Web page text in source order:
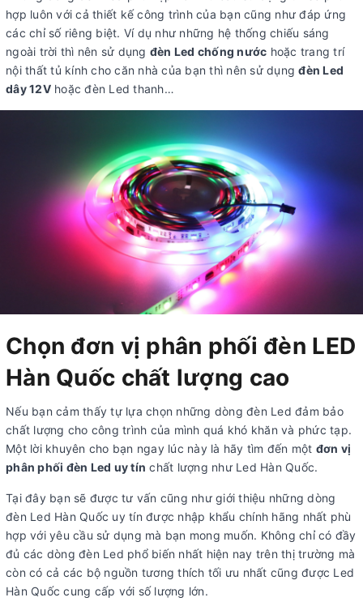
hợp luôn với cả thiết kế công trình của bạn cũng như đáp ứng
các chỉ số riêng biệt. Ví dụ như những hệ thống chiếu sáng
ngoài trời thì nên sử dụng đèn Led chống nước hoặc trang trí
nội thất tủ kính cho căn nhà của bạn thì nên sử dụngđèn Led
dây 12Vhoặc đèn Led thanh…
Chọn đơn vị phân phối đèn LED
Hàn Quốc chất lượng cao
Nếu bạn cảm thấy tự lựa chọn những dòng đèn Led đảm bảo
chất lượng cho công trình của mình quá khó khăn và phức tạp.
Một lời khuyên cho bạn ngay lúc này là hãy tìm đến một đơn vị
phân phối đèn Led uy tín chất lượng như Led Hàn Quốc.
Tại đây bạn sẽ được tư vấn cũng như giới thiệu những dòng
đèn Led Hàn Quốc uy tín được nhập khẩu chính hãng nhất phù
hợp với yêu cầu sử dụng mà bạn mong muốn. Không chỉ có đầy
đủ các dòng đèn Led phổ biến nhất hiện nay trên thị trường mà
còn có cả các bộ nguồn tương thích tối ưu nhất cũng được Led
Hàn Quốc cung cấp với số lượng lớn.